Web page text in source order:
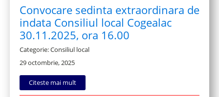
Convocare sedinta extraordinara de
indata Consiliul local Cogealac
30.11.2025, ora 16.00
Categorie: Consiliul local
29 octombrie, 2025
Citeste mai mult